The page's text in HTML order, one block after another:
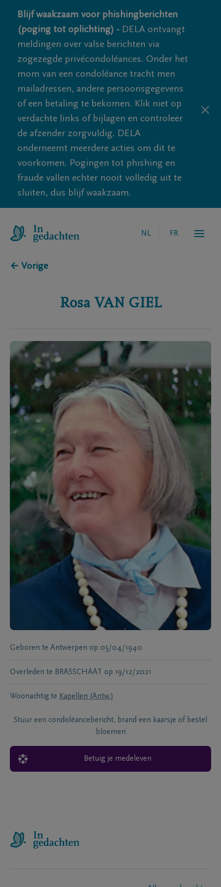
Blijf waakzaam voor phishingberichten
(poging tot oplichting) - DELA ontvangt
meldingen over valse berichten via
zogezegde privécondoléances. Onder het
mom van een condoléance tracht men
mailadressen, andere persoonsgegevens
of een betaling te bekomen. Klik niet op
verdachte links of bijlagen en controleer
de afzender zorgvuldig. DELA
onderneemt meerdere acties om dit te
voorkomen. Pogingen tot phishing en
fraude vallen echter nooit volledig uit te
sluiten, dus blijf waakzaam.
NL FR
← Vorige
Rosa VAN GIEL
Geboren te Antwerpen op 05/04/1940
Overleden te BRASSCHAAT op 19/12/2021
Woonachtig te Kapellen (Antw.)
Stuur een condoléancebericht, brand een kaarsje of bestel
bloemen
Betuig je medeleven